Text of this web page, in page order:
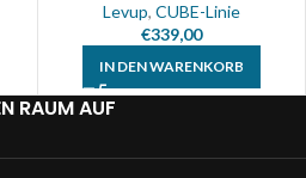
Levup, CUBE-Linie
€339,00
IN DEN WARENKORB
RAUM AUF